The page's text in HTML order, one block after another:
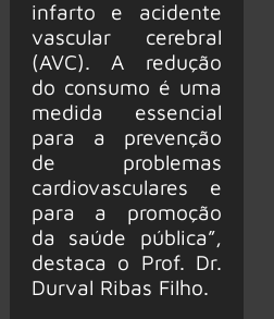
infarto e acidente
vascular cerebral
(AVC). A redução
do consumo é uma
medida essencial
para a prevenção
de problemas
cardiovasculares e
para a promoção
da saúde pública”,
destaca o Prof. Dr.
Durval Ribas Filho.